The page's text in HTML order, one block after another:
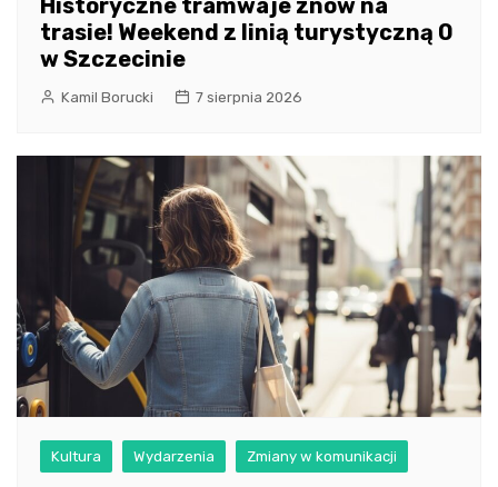
trasie! Weekend z linią turystyczną 0
w Szczecinie
Kamil Borucki 7 sierpnia 2026
Kultura Wydarzenia Zmiany w komunikacji